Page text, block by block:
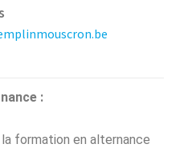
:
la formation en alternance